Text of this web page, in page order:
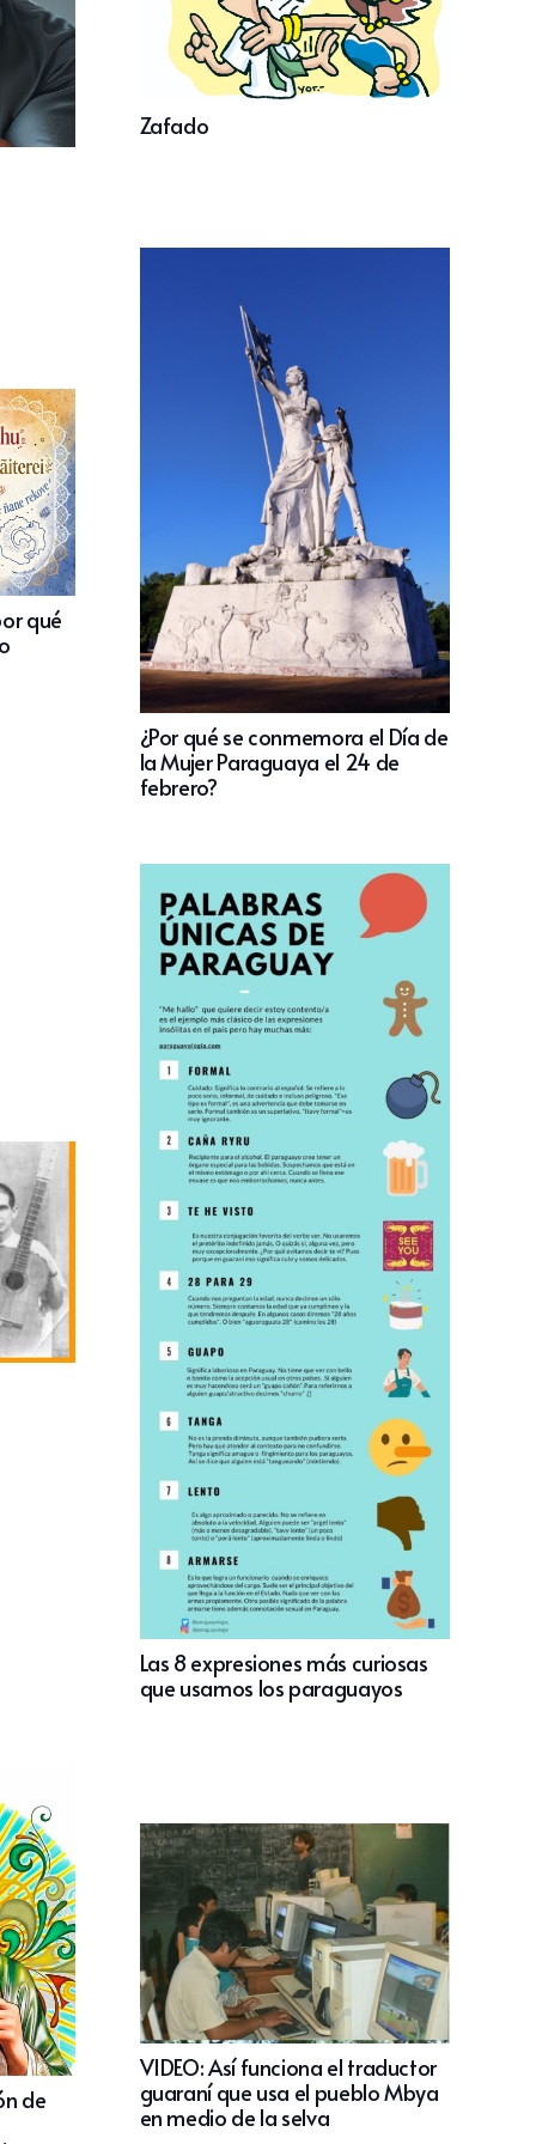
Zafado
qué
¿Por qué se conmemora el Día de
la Mujer Paraguaya el 24 de
febrero?
Las 8 expresiones más curiosas
que usamos los paraguayos
de
VIDEO: Así funciona el traductor
guaraní que usa el pueblo Mbya
en medio de la selva